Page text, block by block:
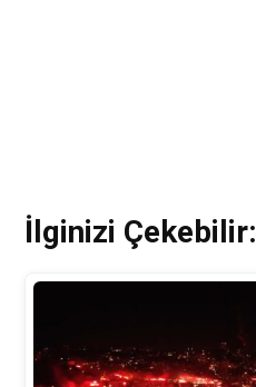
İlginizi Çekebilir: